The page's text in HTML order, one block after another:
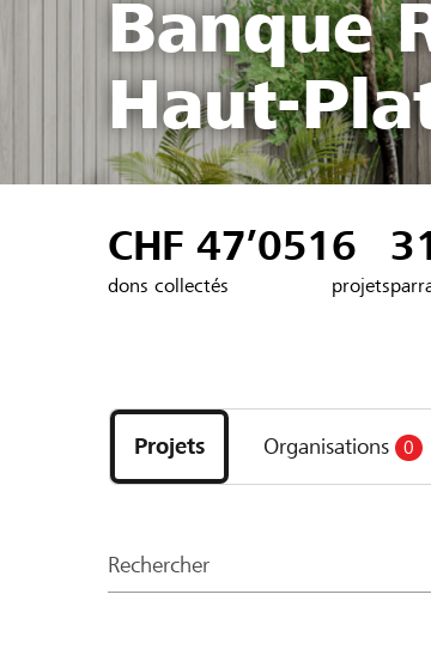
Banque
Haut-
CHF 47’051
dons collectés
6
projets
les
projets
et
la
Projets Organisations 0
Rechercher